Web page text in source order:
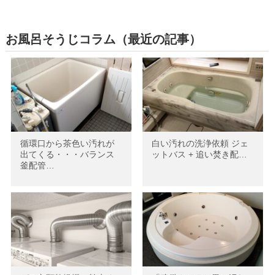
お風呂そうじコラム（最近の記事）
循環口から茶色い汚れが
出てくる・・・バランス
釜配管…
白い汚れの洗浄依頼 ジェ
ットバス + 追い焚き配…